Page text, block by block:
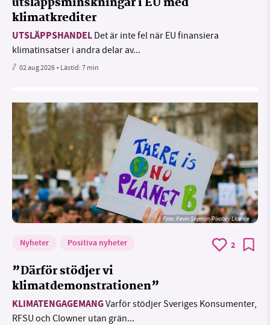
klimatkrediter
UTSLÄPPSHANDEL Det är inte fel när EU finansiera
klimatinsatser i andra delar av...
02 aug 2026• Lästid:7 min
Foto:Kevin Snyman/Pixabay Licence
Nyheter Positiva nyheter 2
”Därför stödjer vi
klimatdemonstrationen”
KLIMATENGAGEMANGVarför stödjer Sveriges Konsumenter,
RFSU och Clowner utan grän...